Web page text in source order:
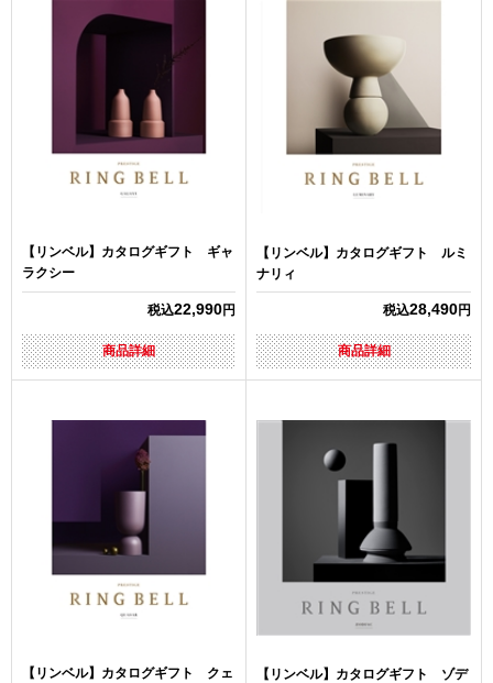
【リンベル】カタログギフト ギャ
ラクシー
税込22,990円
商品詳細
【リンベル】カタログギフト ルミ
ナリィ
税込28,490円
商品詳細
【リンベル】カタログギフト クェ
【リンベル】カタログギフト ゾデ